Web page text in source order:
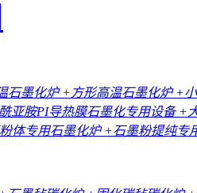
石墨化炉+方形高温石墨化炉+
亚胺PI导热膜石墨化专用设备 +
体专用石墨化炉+石墨粉提纯专